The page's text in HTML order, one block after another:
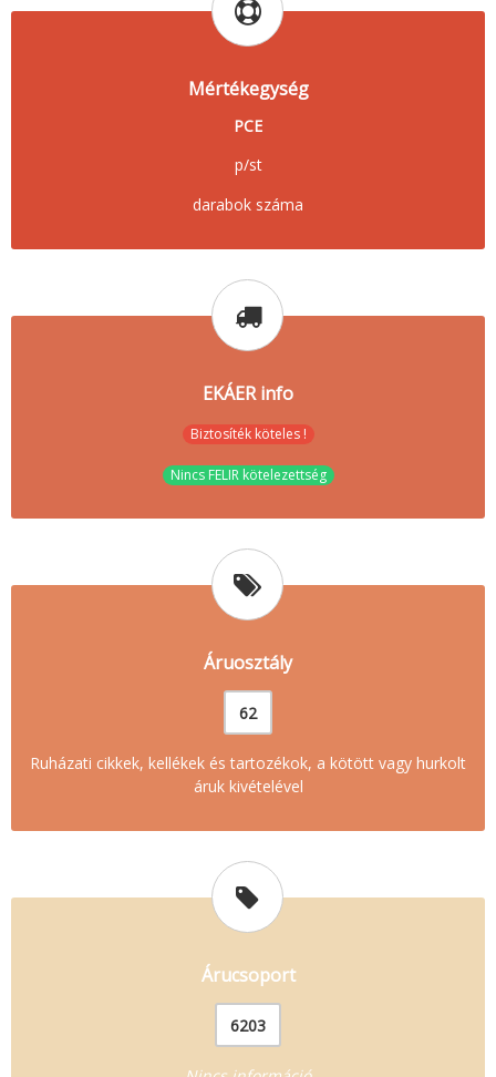
Mértékegység
PCE
p/st
darabok száma
EKÁER info
Biztosíték köteles !
Nincs FELIR kötelezettség
Áruosztály
62
Ruházati cikkek, kellékek és tartozékok, a kötött vagy hurkolt
áruk kivételével
Árucsoport
6203